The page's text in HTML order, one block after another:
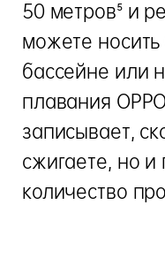
50 метров⁵ и
можете носить
бассейне или
плавания
записывает,
сжигаете, но и
количество